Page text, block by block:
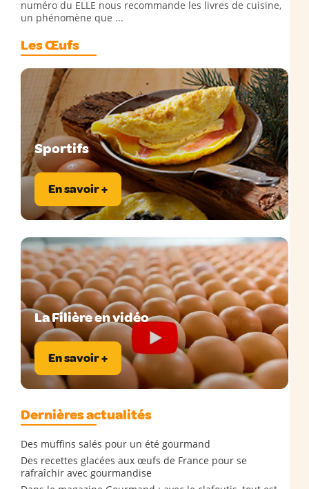
numéro du ELLE nous recommande les livres de cuisine,
un phénomène que ...
Les Œufs
Sportifs
En savoir +
La Filière en vidéo
En savoir +
Dernières actualités
Des muffins salés pour un été gourmand
Des recettes glacées aux œufs de France pour se
rafraîchir avec gourmandise